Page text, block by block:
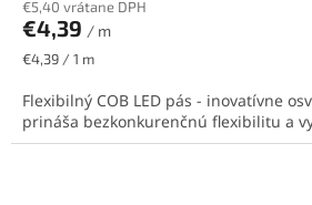
€5,40 vrátane DPH
€4,39 / m
Jednotková
€4,39 / 1 m
Flexibilný COB LED pás - inovatívne
prináša bezkonkurenčnú flexibilitu a